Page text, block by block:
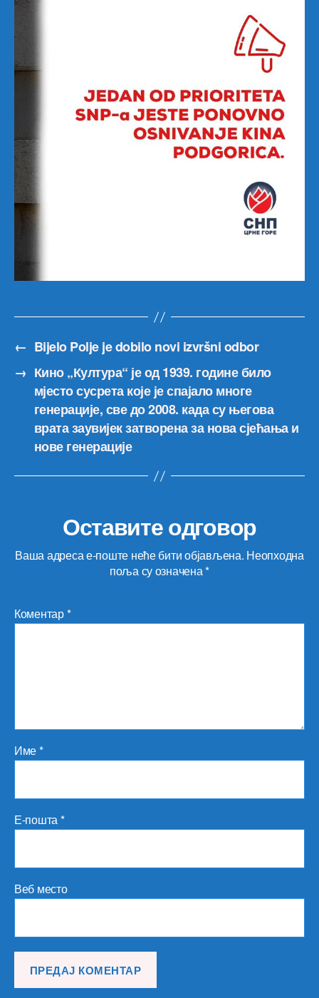
← Bijelo Polje je dobilo novi izvršni odbor
→ Кино „Култура“ је од 1939. године било
мјесто сусрета које је спајало многе
генерације, све до 2008. када су његова
врата заувијек затворена за нова сјећања и
нове генерације
Оставите одговор
Ваша адреса е-поште неће бити објављена. Неопходна
поља су означена*
Коментар*
Име*
Е-пошта*
Веб место